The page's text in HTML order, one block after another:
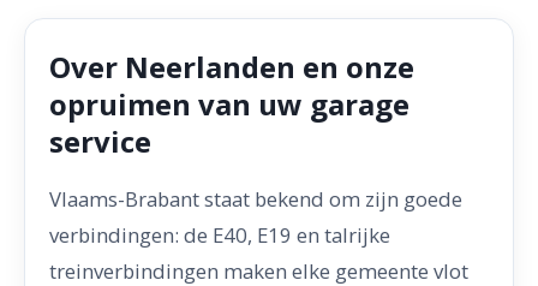
Over Neerlanden en onze
opruimen van uw garage
service
Vlaams-Brabant staat bekend om zijn goede
verbindingen: de E40, E19 en talrijke
treinverbindingen maken elke gemeente vlot